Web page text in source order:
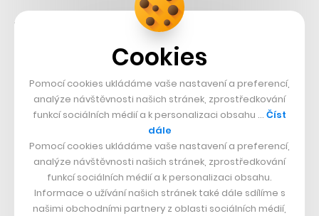
Ty jsou nabízeny mocným ruským oligarchům i
blízkovýchodním šejkům. Významným podílníkem v
Aurusu je totiž společnost Tawazun Holding sídlící v
Abú Zabí. Hlavním akcionářem je ale ruský výzkumný
ústav NAMI, ve kterém byl také vyvinut. Výroba
probíhá v Tatarstánu ve městě Jelabuga.
Cookies
Pomocí cookies ukládáme vaše nastavení a preferencí,
analýze návštěvnosti našich stránek, zprostředkování
funkcí sociálních médií a k personalizaci obsahu … Číst
dále
Pomocí cookies ukládáme vaše nastavení a preferencí,
analýze návštěvnosti našich stránek, zprostředkování
funkcí sociálních médií a k personalizaci obsahu.
Informace o užívání našich stránek také dále sdílíme s
našimi obchodními partnery z oblasti sociálních médií,